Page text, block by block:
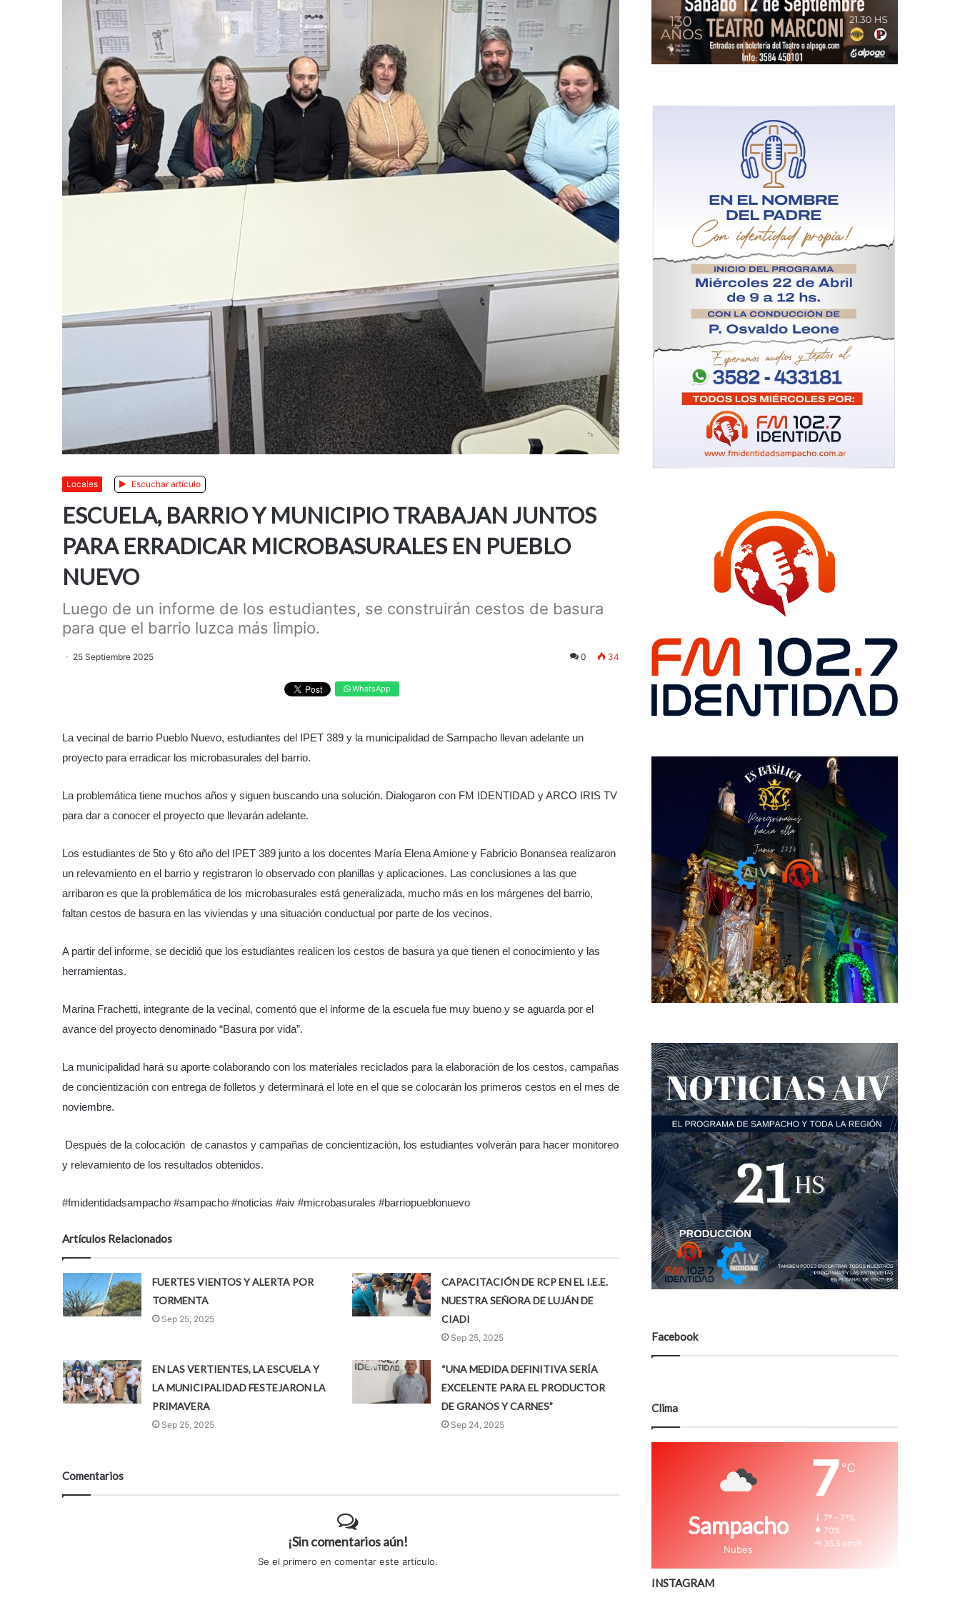
Locales Escuchar artículo
ESCUELA, BARRIO Y MUNICIPIO TRABAJAN JUNTOS
PARA ERRADICAR MICROBASURALES EN PUEBLO
NUEVO
Luego de un informe de los estudiantes, se construirán cestos de basura
para que el barrio luzca más limpio.
25 Septiembre 2025 0 34
WhatsApp
La vecinal de barrio Pueblo Nuevo, estudiantes del IPET 389 y la municipalidad de Sampacho llevan adelante un
proyecto para erradicar los microbasurales del barrio.
La problemática tiene muchos años y siguen buscando una solución. Dialogaron con FM IDENTIDAD y ARCO IRIS TV
para dar a conocer el proyecto que llevarán adelante.
Los estudiantes de 5to y 6to año del IPET 389 junto a los docentes María Elena Amione y Fabricio Bonansea realizaron
un relevamiento en el barrio y registraron lo observado con planillas y aplicaciones. Las conclusiones a las que
arribaron es que la problemática de los microbasurales está generalizada, mucho más en los márgenes del barrio,
faltan cestos de basura en las viviendas y una situación conductual por parte de los vecinos.
A partir del informe, se decidió que los estudiantes realicen los cestos de basura ya que tienen el conocimiento y las
herramientas.
Marina Frachetti, integrante de la vecinal, comentó que el informe de la escuela fue muy bueno y se aguarda por el
avance del proyecto denominado “Basura por vida”.
La municipalidad hará su aporte colaborando con los materiales reciclados para la elaboración de los cestos, campañas
de concientización con entrega de folletos y determinará el lote en el que se colocarán los primeros cestos en el mes de
noviembre.
Después de la colocación de canastos y campañas de concientización, los estudiantes volverán para hacer monitoreo
y relevamiento de los resultados obtenidos.
#fmidentidadsampacho #sampacho #noticias #aiv #microbasurales #barriopueblonuevo
Artículos Relacionados
FUERTES VIENTOS Y ALERTA POR
TORMENTA
Sep 25, 2025
CAPACITACIÓN DE RCP EN EL I.E.E.
NUESTRA SEÑORA DE LUJÁN DE
CIADI
Sep 25, 2025
EN LAS VERTIENTES, LA ESCUELA Y
LA MUNICIPALIDAD FESTEJARON LA
PRIMAVERA
Sep 25, 2025
“UNA MEDIDA DEFINITIVA SERÍA
EXCELENTE PARA EL PRODUCTOR
DE GRANOS Y CARNES”
Sep 24, 2025
Comentarios
¡Sin comentarios aún!
Se el primero en comentar este artículo.
Facebook
Clima
Sampacho
Nubes
7℃
7º - 7º%
70%
35.5 km/h
INSTAGRAM